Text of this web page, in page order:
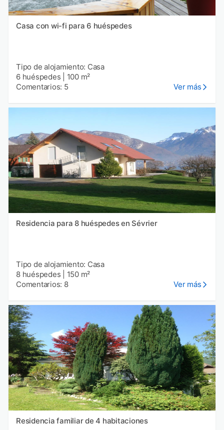
Casa con wi-fi para 6 huéspedes
Tipo de alojamiento: Casa
6 huéspedes
100 m²
Comentarios: 5
Ver más
Residencia para 8 huéspedes en Sévrier
Tipo de alojamiento: Casa
8 huéspedes
150 m²
Comentarios: 8
Ver más
Residencia familiar de 4 habitaciones